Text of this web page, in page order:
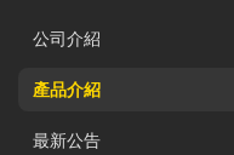
公司介紹
產品介紹
最新公告